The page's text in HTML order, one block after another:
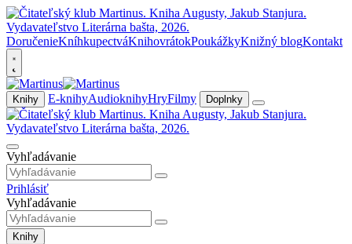
DoručenieKníhkupectváKnihovrátokPoukážkyKnižný blogKontakt
Knihy E-knihyAudioknihyHryFilmy Doplnky
Vyhľadávanie
Prihlásiť
Vyhľadávanie
Knihy